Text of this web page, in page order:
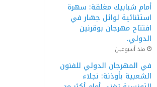
أمام شبابيك مغلقة: سهرة
استثنائية لوائل جسّار في
افتتاح مهرجان بوقرنين
الدولي.
منذ أسبوعين
في المهرجان الدولي للفنون
الشعبية بأوذنة: نجلاء